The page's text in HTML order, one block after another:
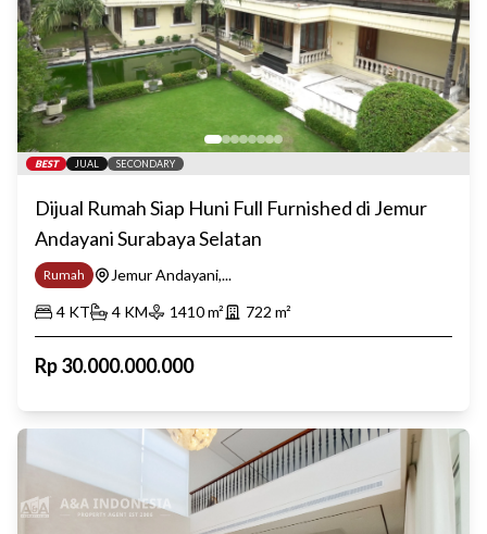
BEST JUAL SECONDARY
Dijual Rumah Siap Huni Full Furnished di Jemur
Andayani Surabaya Selatan
Rumah
Jemur Andayani,...
4 KT 4 KM 1410m² 722 m²
Rp30.000.000.000